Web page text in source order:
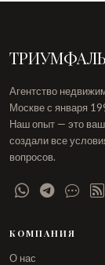
Агентство
Москве с января
Наш опыт — это
создали все
вопросов.
КОМПАНИЯ
О нас